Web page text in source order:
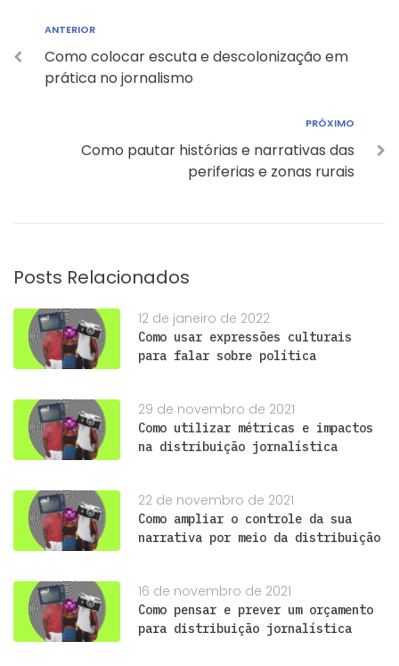
ANTERIOR
Como colocar escuta e descolonização em
prática no jornalismo
PRÓXIMO
Como pautar histórias e narrativas das
periferias e zonas rurais
Posts Relacionados
12 de janeiro de 2022
Como usar expressões culturais
para falar sobre política
29 de novembro de 2021
Como utilizar métricas e impactos
na distribuição jornalística
22 de novembro de 2021
Como ampliar o controle da sua
narrativa por meio da distribuição
16 de novembro de 2021
Como pensar e prever um orçamento
para distribuição jornalística